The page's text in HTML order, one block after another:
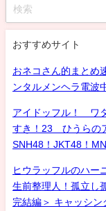
おすすめサイト
おネコさん的まとめ
ンタルメンヘラ電波
アイドッフル！ ワ
すき！23 ひうらの
SNH48！JKT48！
ヒウラッフルのハー
生前整理人！孤立し
完結編＞ キャッシ